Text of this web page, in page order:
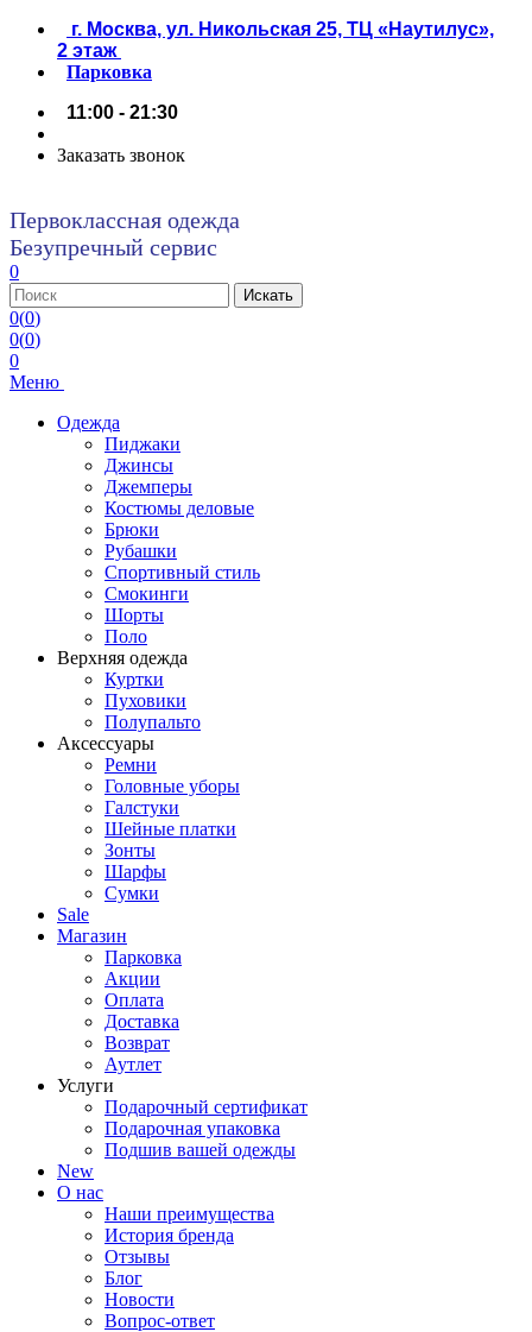
г. Москва, ул. Никольская 25, ТЦ «Наутилус»,
2 этаж
Парковка
11:00 - 21:30
Заказать звонок
Первоклассная одежда
Безупречный сервис
0
0(0)
0(0)
0
Меню
Одежда
Пиджаки
Джинсы
Джемперы
Костюмы деловые
Брюки
Рубашки
Спортивный стиль
Смокинги
Шорты
Поло
Верхняя одежда
Куртки
Пуховики
Полупальто
Аксессуары
Ремни
Головные уборы
Галстуки
Шейные платки
Зонты
Шарфы
Сумки
Sale
Магазин
Парковка
Акции
Оплата
Доставка
Возврат
Аутлет
Услуги
Подарочный сертификат
Подарочная упаковка
Подшив вашей одежды
New
О нас
Наши преимущества
История бренда
Отзывы
Блог
Новости
Вопрос-ответ